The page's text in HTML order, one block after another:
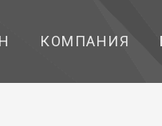
КОМПАНИЯ